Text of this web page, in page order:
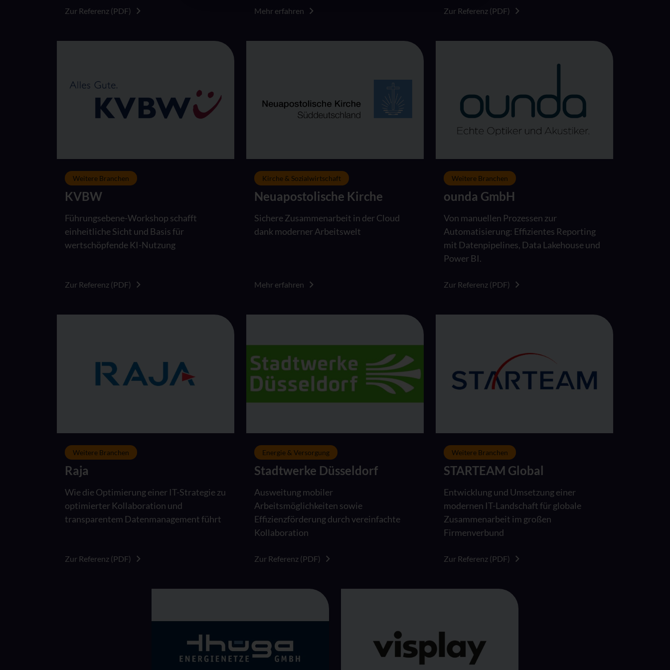
Zur Referenz (PDF) Mehr erfahren Zur Referenz (PDF)
Weitere Branchen
KVBW
Führungsebene-Workshop schafft
einheitliche Sicht und Basis für
wertschöpfende KI-Nutzung
Zur Referenz (PDF)
Kirche & Sozialwirtschaft
Neuapostolische Kirche
Sichere Zusammenarbeit in der Cloud
dank moderner Arbeitswelt
Mehr erfahren
Weitere Branchen
ounda GmbH
Von manuellen Prozessen zur
Automatisierung: Effizientes Reporting
mit Datenpipelines, Data Lakehouse und
Power BI.
Zur Referenz (PDF)
Weitere Branchen
Raja
Wie die Optimierung einer IT-Strategie zu
optimierter Kollaboration und
transparentem Datenmanagement führt
Zur Referenz (PDF)
Energie & Versorgung
Stadtwerke Düsseldorf
Ausweitung mobiler
Arbeitsmöglichkeiten sowie
Effizienzförderung durch vereinfachte
Kollaboration
Zur Referenz (PDF)
Weitere Branchen
STARTEAM Global
Entwicklung und Umsetzung einer
modernen IT-Landschaft für globale
Zusammenarbeit im großen
Firmenverbund
Zur Referenz (PDF)